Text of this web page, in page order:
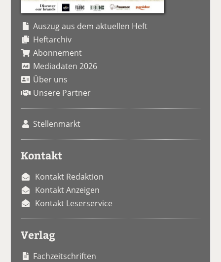
Auszug aus dem aktuellen Heft
Heftarchiv
Abonnement
Mediadaten 2026
Über uns
Unsere Partner
Stellenmarkt
Kontakt
Kontakt Redaktion
Kontakt Anzeigen
Kontakt Leserservice
Verlag
Fachzeitschriften